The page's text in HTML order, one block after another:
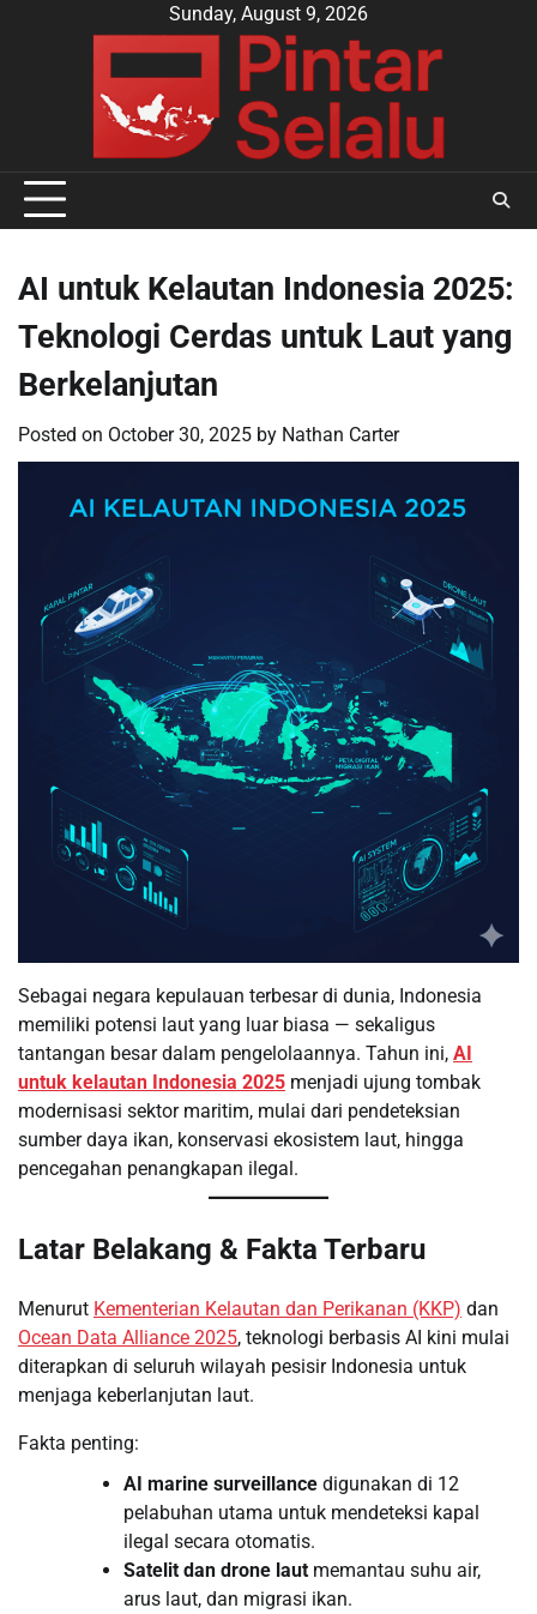
Sunday, August 9, 2026
AI untuk Kelautan Indonesia 2025:
Teknologi Cerdas untuk Laut yang
Berkelanjutan
Posted on October 30, 2025 by Nathan Carter
Sebagai negara kepulauan terbesar di dunia, Indonesia
memiliki potensi laut yang luar biasa — sekaligus
tantangan besar dalam pengelolaannya. Tahun ini, AI
untuk kelautan Indonesia 2025 menjadi ujung tombak
modernisasi sektor maritim, mulai dari pendeteksian
sumber daya ikan, konservasi ekosistem laut, hingga
pencegahan penangkapan ilegal.
Latar Belakang & Fakta Terbaru
Menurut Kementerian Kelautan dan Perikanan (KKP) dan
Ocean Data Alliance 2025, teknologi berbasis AI kini mulai
diterapkan di seluruh wilayah pesisir Indonesia untuk
menjaga keberlanjutan laut.
Fakta penting:
AI marine surveillance digunakan di 12
pelabuhan utama untuk mendeteksi kapal
ilegal secara otomatis.
Satelit dan drone laut memantau suhu air,
arus laut, dan migrasi ikan.